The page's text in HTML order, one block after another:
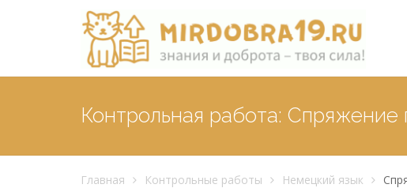
Контрольная работа:
Главная Контрольные работы Немецкий язык